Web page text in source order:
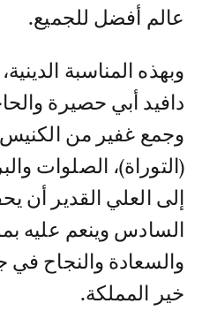
عالم أفضل للجميع.
وبهذه المناسبة
دافيد أبي حصيرة
وجمع غفير من
(التوراة)، الصلوات
إلى العلي القدير أن
السادس وينعم عليه
والسعادة والنجاح في
خير المملكة.